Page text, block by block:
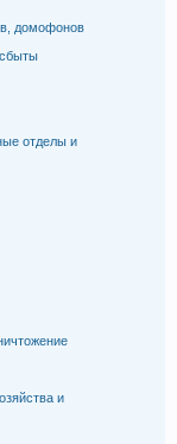
домофонов
отделы и
и